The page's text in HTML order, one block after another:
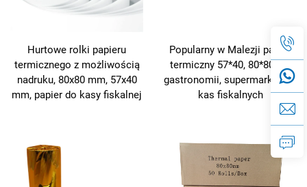
Hurtowe rolki papieru
termicznego z możliwością
nadruku, 80x80 mm, 57x40
mm, papier do kasy fiskalnej
Popularny w Malezji papier
termiczny 57*40, 80*80, do
gastronomii, supermarketów,
kas fiskalnych